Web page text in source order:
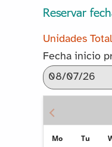
Reservar
Fecha inicio
Mo Tu